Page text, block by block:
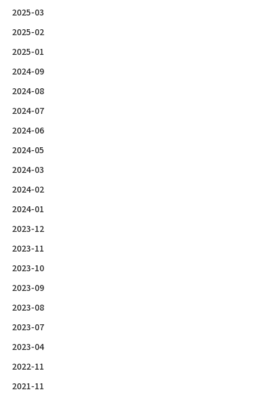
2025-03
2025-02
2025-01
2024-09
2024-08
2024-07
2024-06
2024-05
2024-03
2024-02
2024-01
2023-12
2023-11
2023-10
2023-09
2023-08
2023-07
2023-04
2022-11
2021-11